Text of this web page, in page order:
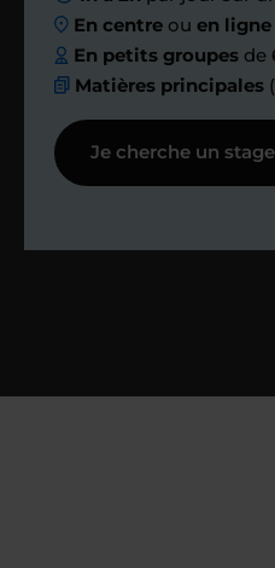
échanges
Afin de suivre le
réalisés, votre
même vous
En centre ouen ligne
En petits groupes de
Matières principales
Je cherche un stage